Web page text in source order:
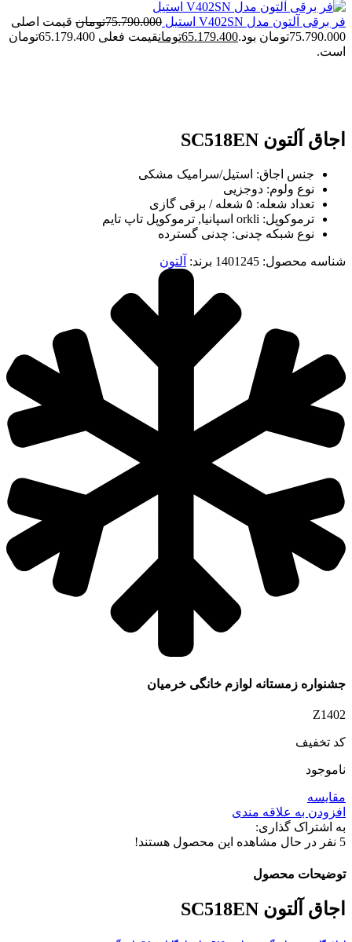
فر برقی آلتون مدل V402SN استیل 75.790.000تومان قیمت اصلی
75.790.000تومان بود.
65.179.400تومان
قیمت فعلی 65.179.400تومان
است.
اجاق آلتون SC518EN
جنس اجاق: استیل/سرامیک مشکی
نوع ولوم: دوجزیی
تعداد شعله: ۵ شعله / برقی گازی
ترموکوپل: orkli اسپانیا, ترموکوپل تاپ تایم
نوع شبکه چدنی: چدنی گسترده
شناسه محصول: 1401245 برند: آلتون
جشنواره زمستانه لوازم خانگی خرمیان
Z1402
کد تخفیف
ناموجود
مقایسه
افزودن به علاقه مندی
به اشتراک گذاری:
5 نفر در حال مشاهده این محصول هستند!
توضیحات محصول
اجاق آلتون SC518EN